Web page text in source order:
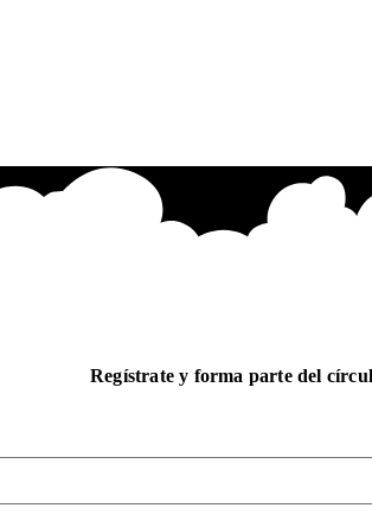
Regístrate y forma parte del